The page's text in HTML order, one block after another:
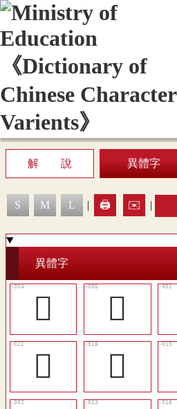
Display Mode
Sitemap
解 說 異體字
S M L | 🖨️ ✉️ |
異體字
󶌿 󶍁
󶍌
󶍈